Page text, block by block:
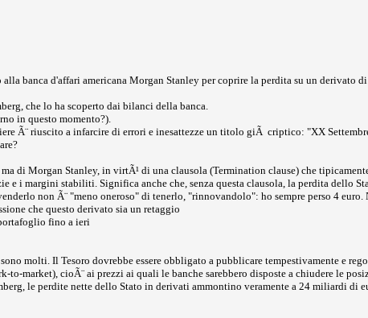
banca d'affari americana Morgan Stanley per coprire la perdita su un derivato
che lo ha scoperto dai bilanci della banca.
in questo momento?).
Ã¨ riuscito a infarcire di errori e inesattezze un titolo giÃ criptico: "XX
di Morgan Stanley, in virtÃ¹ di una clausola (Termination clause) che
e i margini stabiliti. Significa anche che, senza questa clausola, la perdita dello
non Ã¨ "meno oneroso" di tenerlo, "rinnovandolo": ho sempre perso 4
che questo derivato sia un retaggio
fino a ieri
molti. Il Tesoro dovrebbe essere obbligato a pubblicare tempestivamente e
market), cioÃ¨ ai prezzi ai quali le banche sarebbero disposte a chiudere le
le perdite nette dello Stato in derivati ammontino veramente a 24 miliardi di